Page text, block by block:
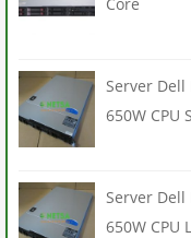
Server Dell
650W CPU
Server Dell
650W CPU